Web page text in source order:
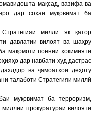
мақсад, вазифа ва
дар соҳаи муқовимат ба
миллӣ як қатор
давлатии вилоят ва шаҳру
мақомоти поёнии ҳокимияти
дар навбати худ дастрас
ва ҷамоатҳои деҳоту
талаботи Стратегияи миллӣ
муқовимат ба терроризм,
прокуратураи вилояти